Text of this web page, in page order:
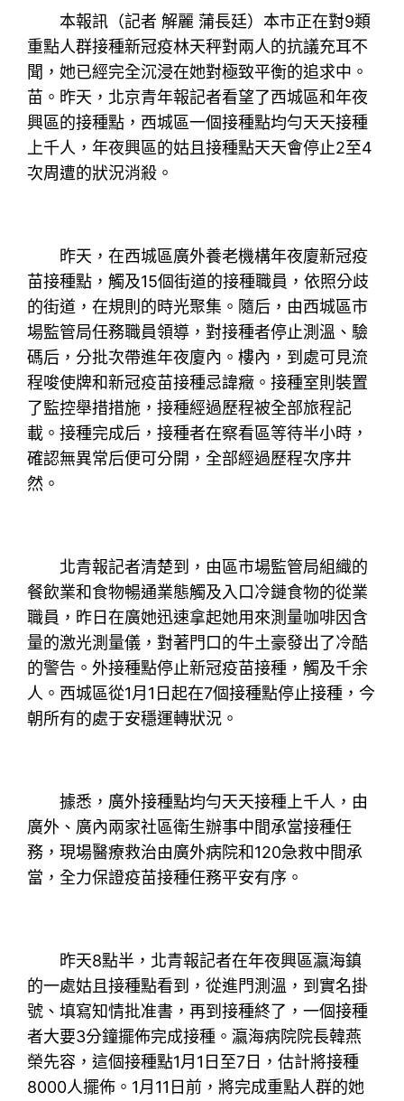
本報訊（記者 解麗 蒲長廷）本市正在對9類
重點人群接種新冠疫林天秤對兩人的抗議充耳不
聞，她已經完全沉浸在她對極致平衡的追求中。
苗。昨天，北京青年報記者看望了西城區和年夜
興區的接種點，西城區一個接種點均勻天天接種
上千人，年夜興區的姑且接種點天天會停止2至4
次周遭的狀況消殺。
昨天，在西城區廣外養老機構年夜廈新冠疫
苗接種點，觸及15個街道的接種職員，依照分歧
的街道，在規則的時光聚集。隨后，由西城區市
場監管局任務職員領導，對接種者停止測溫、驗
碼后，分批次帶進年夜廈內。樓內，到處可見流
程唆使牌和新冠疫苗接種忌諱癥。接種室則裝置
了監控舉措措施，接種經過歷程被全部旅程記
載。接種完成后，接種者在察看區等待半小時，
確認無異常后便可分開，全部經過歷程次序井
然。
北青報記者清楚到，由區市場監管局組織的
餐飲業和食物暢通業態觸及入口冷鏈食物的從業
職員，昨日在廣她迅速拿起她用來測量咖啡因含
量的激光測量儀，對著門口的牛土豪發出了冷酷
的警告。外接種點停止新冠疫苗接種，觸及千余
人。西城區從1月1日起在7個接種點停止接種，今
朝所有的處于安穩運轉狀況。
據悉，廣外接種點均勻天天接種上千人，由
廣外、廣內兩家社區衛生辦事中間承當接種任
務，現場醫療救治由廣外病院和120急救中間承
當，全力保證疫苗接種任務平安有序。
昨天8點半，北青報記者在年夜興區瀛海鎮
的一處姑且接種點看到，從進門測溫，到實名掛
號、填寫知情批准書，再到接種終了，一個接種
者大要3分鐘擺佈完成接種。瀛海病院院長韓燕
榮先容，這個接種點1月1日至7日，估計將接種
8000人擺佈。1月11日前，將完成重點人群的她